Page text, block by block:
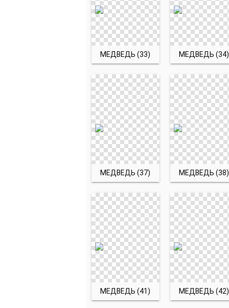
МЕДВЕДЬ (33) МЕДВЕДЬ (34)
МЕДВЕДЬ (37) МЕДВЕДЬ (38)
МЕДВЕДЬ (41) МЕДВЕДЬ (42)